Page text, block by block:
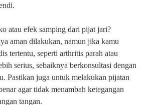
atau efek samping dari pijat jari?
aman dilakukan, namun jika kamu
tertentu, seperti arthritis parah atau
serius, sebaiknya berkonsultasi dengan
Pastikan juga untuk melakukan pijatan
agar tidak menambah ketegangan
tangan.